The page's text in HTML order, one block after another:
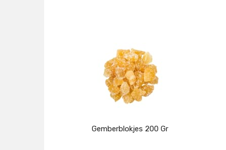
Gemberblokjes 200 Gr